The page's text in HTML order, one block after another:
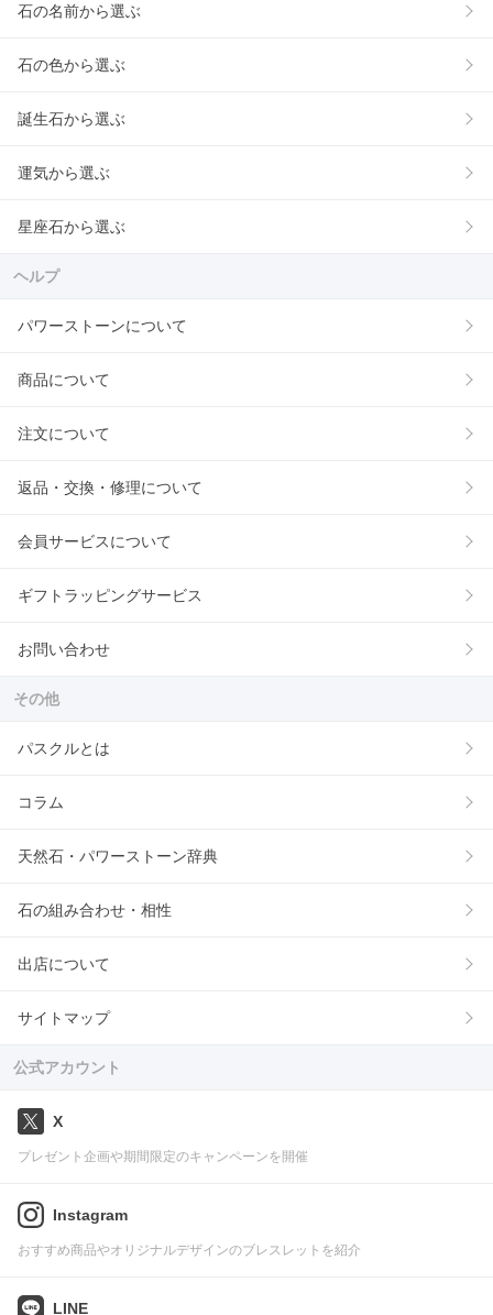
石の名前から選ぶ
石の色から選ぶ
誕生石から選ぶ
運気から選ぶ
星座石から選ぶ
ヘルプ
パワーストーンについて
商品について
注文について
返品・交換・修理について
会員サービスについて
ギフトラッピングサービス
お問い合わせ
その他
パスクルとは
コラム
天然石・パワーストーン辞典
石の組み合わせ・相性
出店について
サイトマップ
公式アカウント
X
プレゼント企画や期間限定のキャンペーンを開催
Instagram
おすすめ商品やオリジナルデザインのブレスレットを紹介
LINE